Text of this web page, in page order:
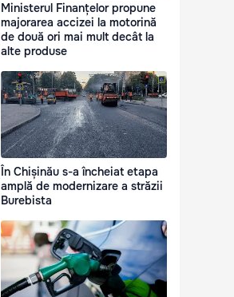
Ministerul Finanțelor propune
majorarea accizei la motorină
de două ori mai mult decât la
alte produse
În Chișinău s-a încheiat etapa
amplă de modernizare a străzii
Burebista